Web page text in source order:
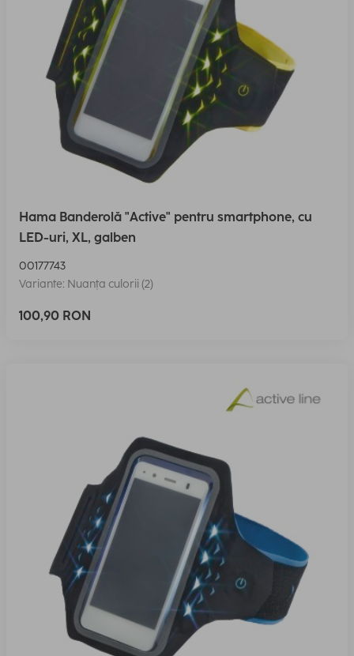
Hama Banderolă "Active" pentru smartphone, cu
LED-uri, XL, galben
00177743
Variante: Nuanța culorii (2)
100,90 RON